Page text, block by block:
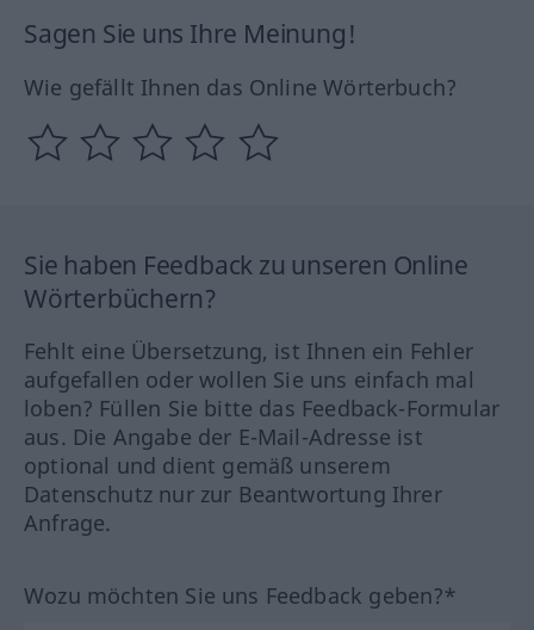
Sagen Sie uns Ihre Meinung!
Wie gefällt Ihnen das Online Wörterbuch?
Sie haben Feedback zu unseren Online
Wörterbüchern?
Fehlt eine Übersetzung, ist Ihnen ein Fehler
aufgefallen oder wollen Sie uns einfach mal
loben? Füllen Sie bitte das Feedback-Formular
aus. Die Angabe der E-Mail-Adresse ist
optional und dient gemäß unserem
Datenschutz nur zur Beantwortung Ihrer
Anfrage.
Wozu möchten Sie uns Feedback geben?*